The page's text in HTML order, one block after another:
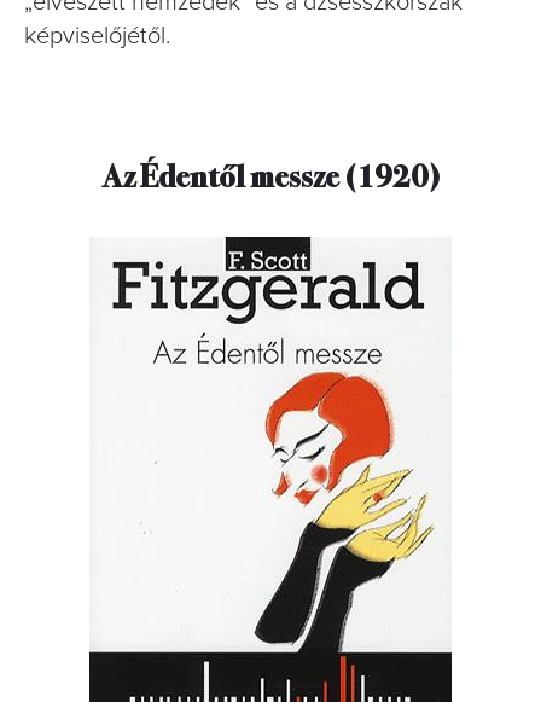
képviselőjétől.
Az Édentől messze (1920)